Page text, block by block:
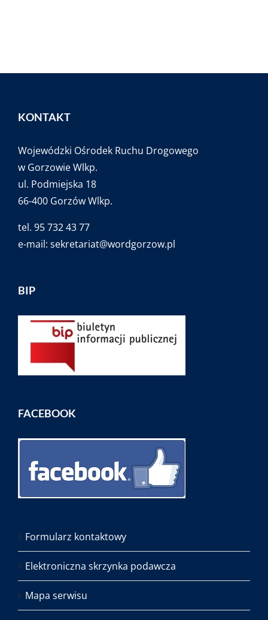
KONTAKT
Wojewódzki Ośrodek Ruchu Drogowego
w Gorzowie Wlkp.
ul. Podmiejska 18
66-400 Gorzów Wlkp.
tel. 95 732 43 77
e-mail: sekretariat@wordgorzow.pl
BIP
FACEBOOK
Formularz kontaktowy
Elektroniczna skrzynka podawcza
Mapa serwisu